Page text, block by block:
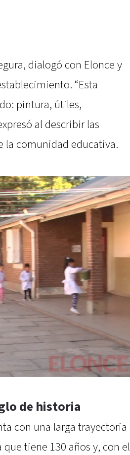
dialogó con Elonce y
“Esta
pintura, útiles,
al describir las
la comunidad educativa.
de historia
con una larga trayectoria
tiene 130 años y, con el